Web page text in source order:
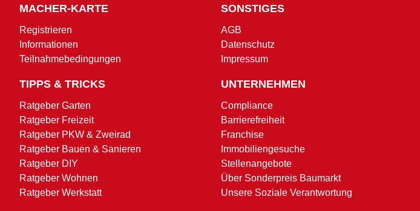
MACHER-KARTE
Registrieren
Informationen
Teilnahmebedingungen
TIPPS & TRICKS
Ratgeber Garten
Ratgeber Freizeit
Ratgeber PKW & Zweirad
Ratgeber Bauen & Sanieren
Ratgeber DIY
Ratgeber Wohnen
Ratgeber Werkstatt
SONSTIGES
AGB
Datenschutz
Impressum
UNTERNEHMEN
Compliance
Barrierefreiheit
Franchise
Immobiliengesuche
Stellenangebote
Über Sonderpreis Baumarkt
Unsere Soziale Verantwortung